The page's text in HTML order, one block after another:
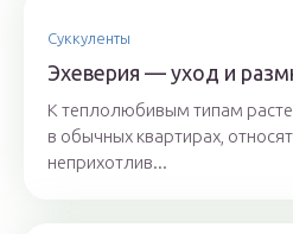
Суккуленты
Эхеверия — уход и
К теплолюбивым типам
в обычных квартирах,
неприхотлив...